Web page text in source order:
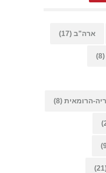
ארה"ב (17)
(8)
הרומאית (8)